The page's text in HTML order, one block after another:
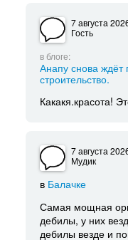
7 августа
Гость
в блоге:
Анапу снова ждёт
строительство.
Какакя.красота!
7 августа
Мудик
в Балачке
Самая мощная
дебилы, у них
дебилы везде и